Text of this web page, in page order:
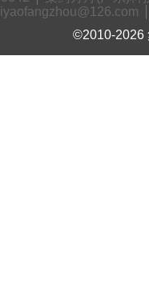
©2010-2026